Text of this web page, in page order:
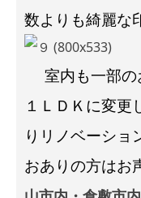
数よりも綺麗な
室内も一部
１ＬＤＫに変更
りリノベーショ
おありの方はお